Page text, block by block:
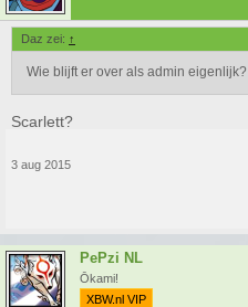
Daz zei: ↑
Wie blijft er over als admin eigenlijk?
Scarlett?
3 aug 2015
PePzi NL
Ōkami!
XBW.nl VIP